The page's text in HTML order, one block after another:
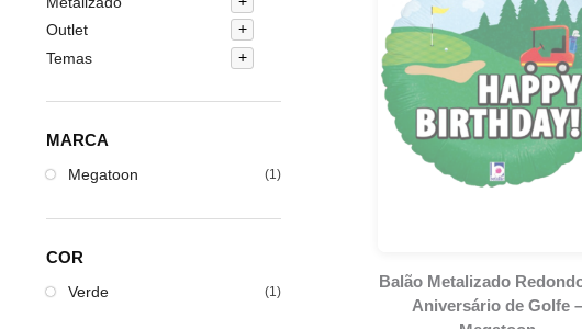
Balão Metalizado
Aniversário de Golfe –
Outlet
Temas
MARCA
Megatoon (1)
COR
Verde (1)